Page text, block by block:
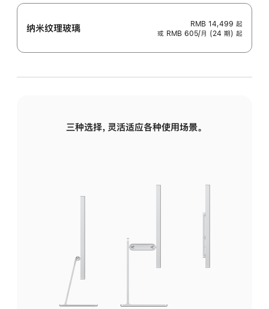
纳米纹理玻璃 RMB 14,499 起
或 RMB 605/月 (24 期) 起
三种选择，灵活适应各种使用场景。